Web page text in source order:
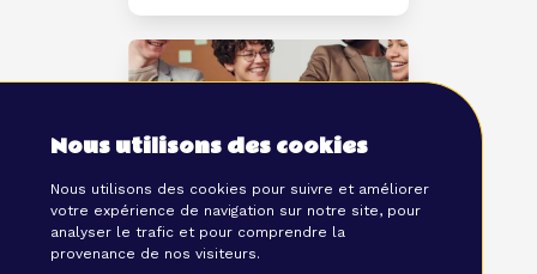
Nous utilisons des cookies
Nous utilisons des cookies pour suivre et améliorer
votre expérience de navigation sur notre site, pour
analyser le trafic et pour comprendre la
provenance de nos visiteurs.Se dynamiser en vue